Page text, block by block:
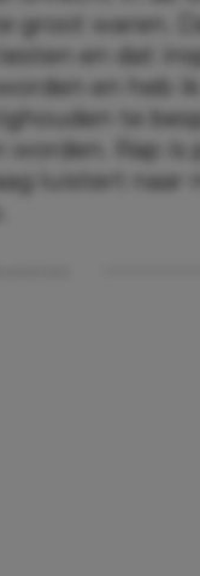
groot waren.
en dat
en heb
te
worden. Rap is
luistert naar